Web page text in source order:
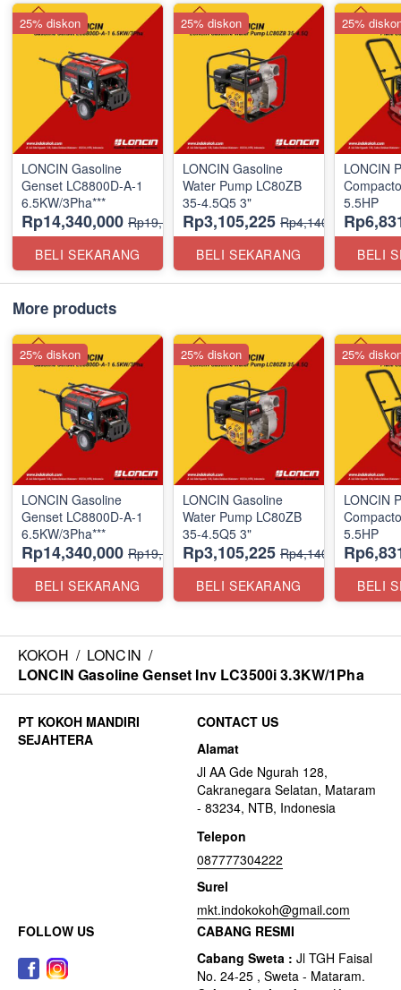
LONCIN Gasoline
Genset LC8800D-A-1
6.5KW/3Pha***
Rp14,340,000 Rp19,120,000
BELI SEKARANG
25% diskon
LONCIN Gasoline
Water Pump LC80ZB
35-4.5Q5 3"
Rp3,105,225 Rp4,140,300
BELI SEKARANG
25% diskon
LONCIN
5.5HP
BELI
25%
More products
LONCIN Gasoline
Genset LC8800D-A-1
6.5KW/3Pha***
Rp14,340,000 Rp19,120,000
BELI SEKARANG
25% diskon
LONCIN Gasoline
Water Pump LC80ZB
35-4.5Q5 3"
Rp3,105,225 Rp4,140,300
BELI SEKARANG
25% diskon
LONCIN
5.5HP
BELI
25%
KOKOH / LONCIN /
LONCIN Gasoline Genset Inv LC3500i 3.3KW/1Pha
CONTACT US
Alamat
Jl AA Gde Ngurah 128,
Cakranegara Selatan, Mataram
- 83234, NTB, Indonesia
Telepon
087777304222
Surel
mkt.indokokoh@gmail.com
FOLLOW US
CABANG RESMI